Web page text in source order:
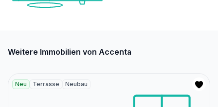
Weitere Immobilien von Accenta
Neu Terrasse Neubau